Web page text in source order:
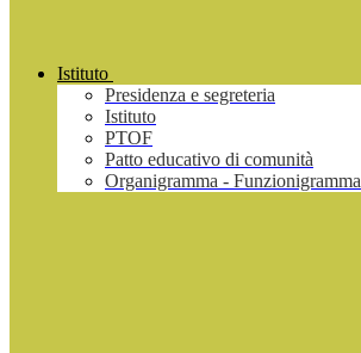
Istituto
Presidenza e segreteria
Istituto
PTOF
Patto educativo di comunità
Organigramma - Funzionigramma